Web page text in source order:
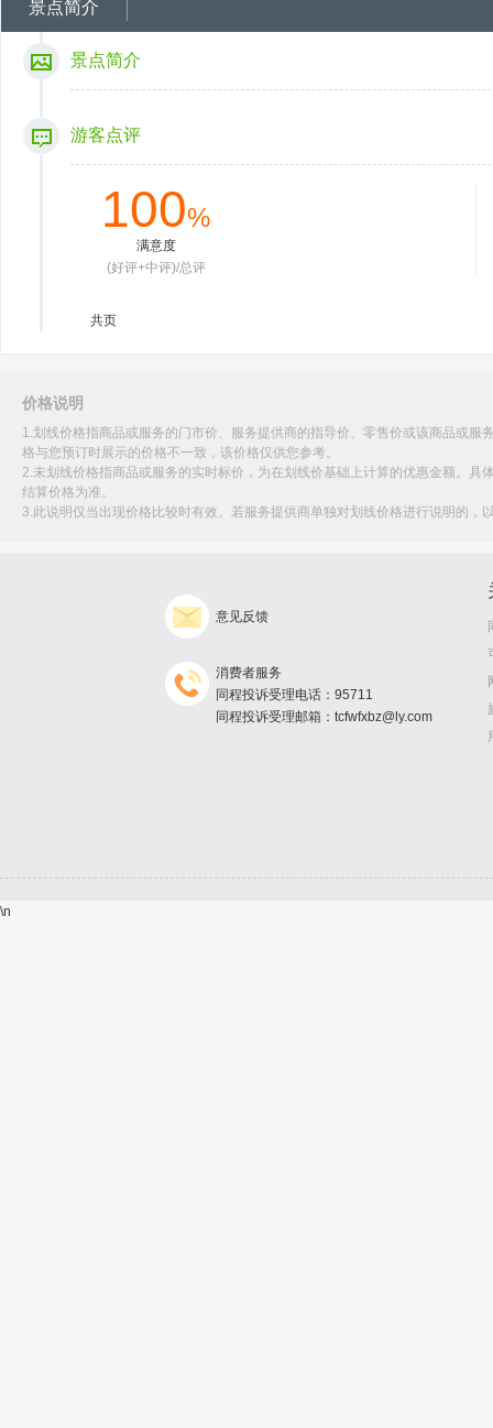
景点简介
景点简介
游客点评
100%
满意度
(好评+中评)/总评
共页
价格说明
1.划线价格指商品或服务的门市价、服务提供商的指导价、零售价或该商品或
格与您预订时展示的价格不一致，该价格仅供您参考。
2.未划线价格指商品或服务的实时标价，为在划线价基础上计算的优惠金额。
结算价格为准。
3.此说明仅当出现价格比较时有效。若服务提供商单独对划线价格进行说明的
意见反馈
消费者服务
同程投诉受理电话：95711
同程投诉受理邮箱：tcfwfxbz@ly.com
\n